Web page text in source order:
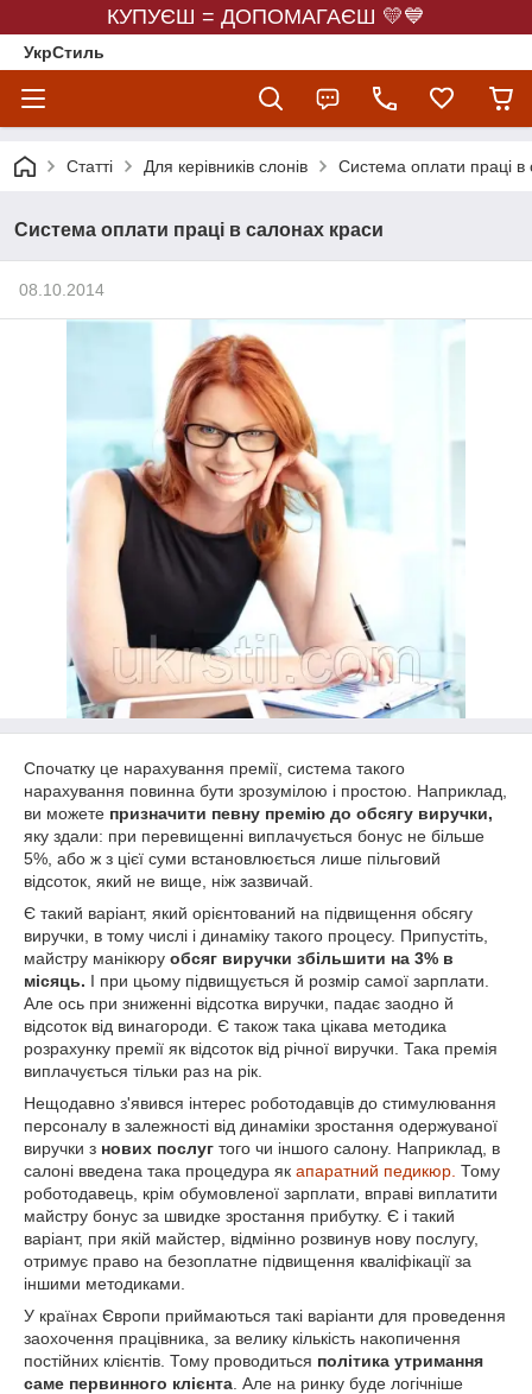
КУПУЄШ = ДОПОМАГАЄШ 💛💙
УкрСтиль
Статті Для керівників слонів Система оплати праці в
Система оплати праці в салонах краси
08.10.2014
Спочатку це нарахування премії, система такого
нарахування повинна бути зрозумілою і простою. Наприклад,
ви можете призначити певну премію до обсягу виручки,
яку здали: при перевищенні виплачується бонус не більше
5%, або ж з цієї суми встановлюється лише пільговий
відсоток, який не вище, ніж зазвичай.
Є такий варіант, який орієнтований на підвищення обсягу
виручки, в тому числі і динаміку такого процесу. Припустіть,
майстру манікюру обсяг виручки збільшити на 3% в
місяць. І при цьому підвищується й розмір самої зарплати.
Але ось при зниженні відсотка виручки, падає заодно й
відсоток від винагороди. Є також така цікава методика
розрахунку премії як відсоток від річної виручки. Така премія
виплачується тільки раз на рік.
Нещодавно з'явився інтерес роботодавців до стимулювання
персоналу в залежності від динаміки зростання одержуваної
виручки з нових послуг того чи іншого салону. Наприклад, в
салоні введена така процедура як апаратний педикюр. Тому
роботодавець, крім обумовленої зарплати, вправі виплатити
майстру бонус за швидке зростання прибутку. Є і такий
варіант, при якій майстер, відмінно розвинув нову послугу,
отримує право на безоплатне підвищення кваліфікації за
іншими методиками.
У країнах Європи приймаються такі варіанти для проведення
заохочення працівника, за велику кількість накопичення
постійних клієнтів. Тому проводиться політика утримання
саме первинного клієнта . Але на ринку буде логічніше